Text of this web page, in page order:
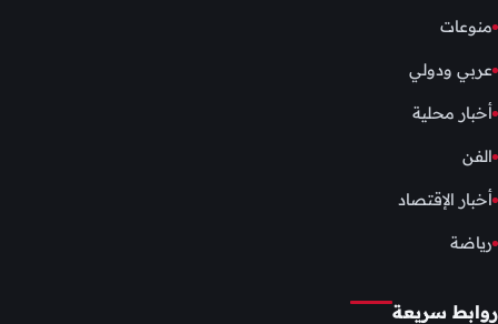
منوعات
عربي ودولي
أخبار محلية
الفن
أخبار الإقتصاد
رياضة
روابط سريعة